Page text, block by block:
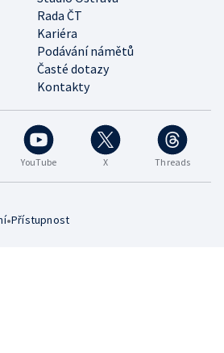
Rada ČT
Kariéra
Podávání námětů
Časté dotazy
Kontakty
YouTube X Threads
•Přístupnost